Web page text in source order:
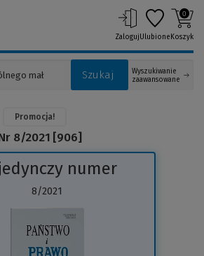
Szukaj
Wyszukiwanie
zaawansowane
ZalogujUlubione
0
Koszyk
Promocja!
8/2021 [906]
numer
8/2021